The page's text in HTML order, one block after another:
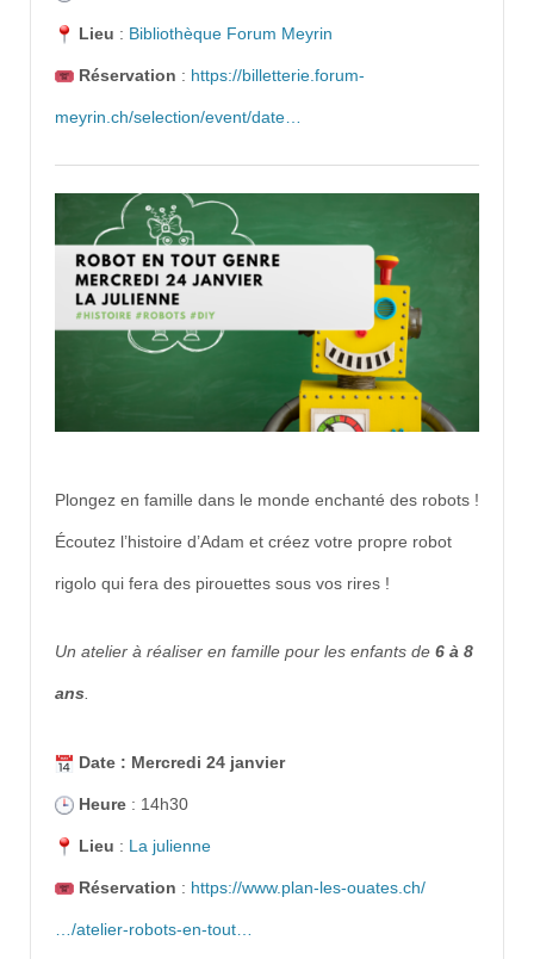
Lieu : Bibliothèque Forum Meyrin
Réservation : https://billetterie.forum-
meyrin.ch/selection/event/date…
Plongez en famille dans le monde enchanté des robots !
Écoutez l’histoire d’Adam et créez votre propre robot
rigolo qui fera des pirouettes sous vos rires !
Un atelier à réaliser en famille pour les enfants de 6 à 8
ans
Date : Mercredi 24 janvier
Heure : 14h30
Lieu : La julienne
Réservation : https://www.plan-les-ouates.ch/
…/atelier-robots-en-tout…